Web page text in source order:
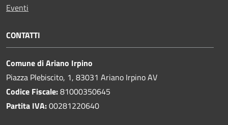
Eventi
CONTATTI
Comune di Ariano Irpino
Piazza Plebiscito, 1, 83031 Ariano Irpino AV
Codice Fiscale:81000350645
Partita IVA:00281220640